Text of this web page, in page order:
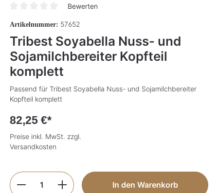
Bewerten
Artikelnummer: 57652
Tribest Soyabella Nuss- und
Sojamilchbereiter Kopfteil
komplett
Passend für Tribest Soyabella Nuss- und Sojamilchbereiter
Kopfteil komplett
82,25 €*
Preise inkl. MwSt. zzgl.
Versandkosten
Produkt Anzahl: Gib den gewünschten
In den Warenkorb